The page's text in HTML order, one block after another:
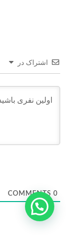
اشتراک در
0